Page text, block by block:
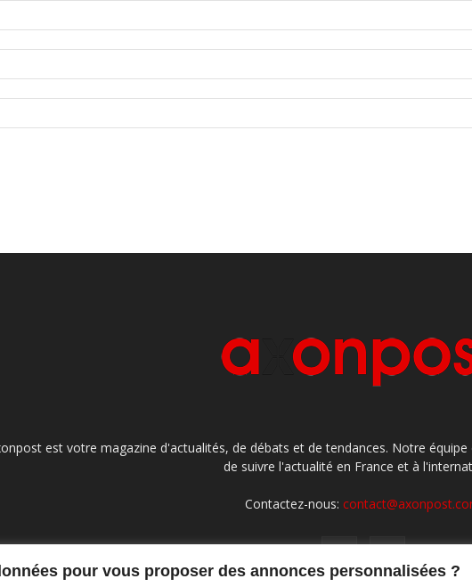
pour vous proposer des annonces personnalisées ?
est votre magazine d'actualités, de débats et de tendances. Notre
de suivre l'actualité en France et à
Contactez-nous: